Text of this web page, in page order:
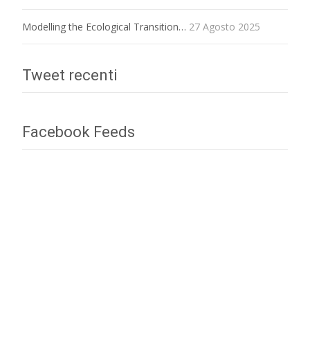
Modelling the Ecological Transition… 27 Agosto 2025
Tweet recenti
Facebook Feeds